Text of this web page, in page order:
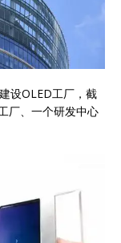
设OLED工厂，截
厂、一个研发中心